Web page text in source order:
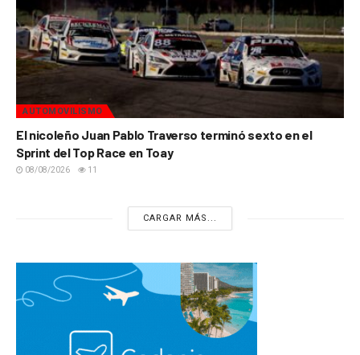
AUTOMOVILISMO
El nicoleño Juan Pablo Traverso terminó sexto en el
Sprint del Top Race en Toay
08/08/2026 11
CARGAR MÁS...